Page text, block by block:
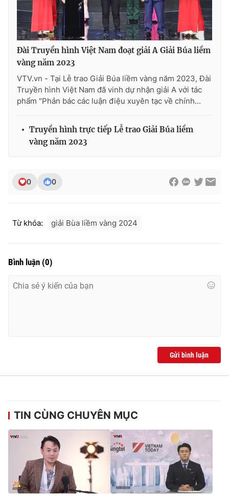
Ðiện thoại Thời báo VTV:
024.66 897 897
toasoan@vtv.vn
Liên hệ quảng cáo:
024-7300.7108
® Cấm sao chép dưới mọi hình thức nếu không có sự chấp
thuận bằng văn bản. Ghi rõ nguồn VTV.vn khi phát hành lại
Đài Truyền hình Việt Nam đoạt giải A Giải Búa liềm
vàng năm 2023
VTV.vn - Tại Lễ trao Giải Búa liềm vàng năm 2023, Đài
Truyền hình Việt Nam đã vinh dự nhận giải A với tác
phẩm "Phản bác các luận điệu xuyên tạc về chính...
Truyền hình trực tiếp Lễ trao Giải Búa liềm
vàng năm 2023
0 0
Từ khóa: giải Bùa liềm vàng 2024
Bình luận (0)
Gửi bình luận
TIN CÙNG CHUYÊN MỤC